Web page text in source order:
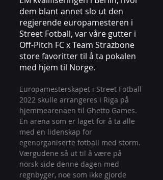
dem blant annet slo ut den
regjerende europamesteren i
Street Fotball, var våre gutter i
Off-Pitch FC x Team Strazbone
store favoritter til å ta pokalen
med hjem til Norge.
Europamesterskapet i Street Fotball
2022 skulle arrangeres i Riga på
hjemmearenaen til Ghetto Games.
En arena som er laget for å ta alle
med en lidenskap for
egenorganiserte fotball med storm.
Værgudene så ut til å være på
norsk side denne dagen med
regnbyger, noe som ikke gjorde